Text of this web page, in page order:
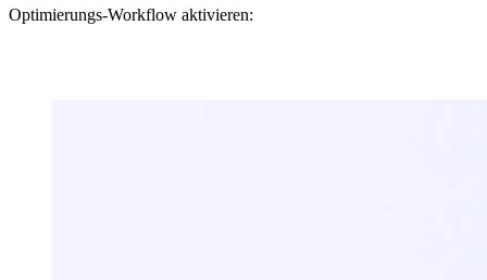
Optimierungs-Workflow aktivieren: